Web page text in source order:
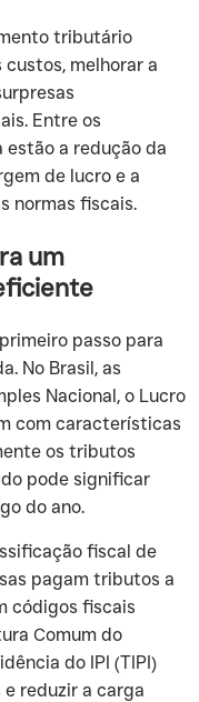
tributário
melhorar a
Entre os
a redução da
de lucro e a
normas fiscais.
um
passo para
No Brasil, as
Nacional, o Lucro
com características
os tributos
pode significar
do ano.
fiscal de
pagam tributos a
códigos fiscais
Comum do
do IPI (TIPI)
reduzir a carga